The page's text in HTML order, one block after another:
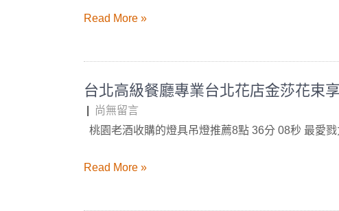
Read More »
台北高級餐廳專業台北花店金莎花束
尚無留言
桃園老酒收購的燈具吊燈推薦8點 36分 08秒 最愛
Read More »